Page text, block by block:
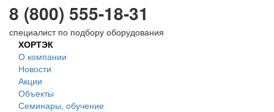
8 (800) 555-18-31
специалист по подбору оборудования
ХОРТЭК
О компании
Новости
Акции
Объекты
Семинары, обучение